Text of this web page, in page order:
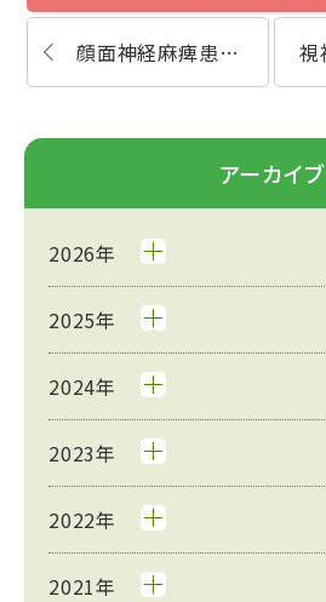
顔面神経麻痺患者様の体験談
アーカイブ
2026年
2025年
2024年
2023年
2022年
2021年